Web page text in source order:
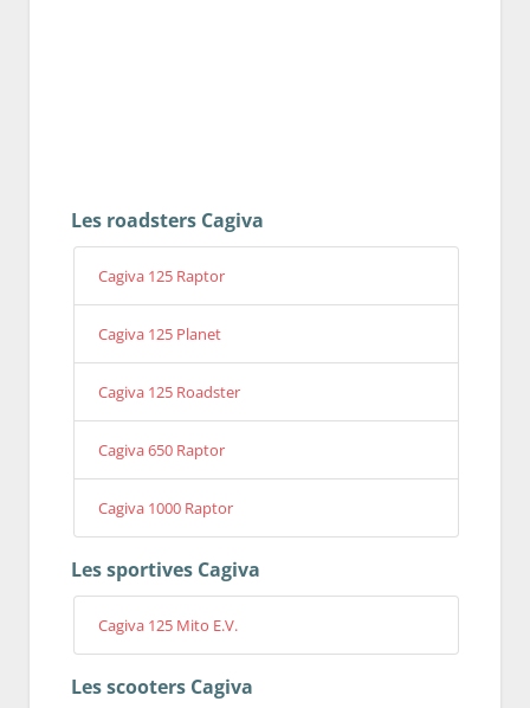
Les roadsters Cagiva
Cagiva 125 Raptor
Cagiva 125 Planet
Cagiva 125 Roadster
Cagiva 650 Raptor
Cagiva 1000 Raptor
Les sportives Cagiva
Cagiva 125 Mito E.V.
Les scooters Cagiva